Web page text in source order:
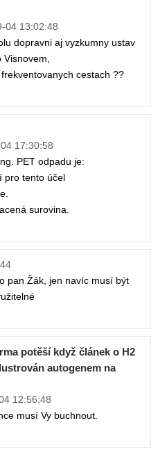
04 13:02:48
dopravni aj vyzkumny ustav
cestach ??
17:30:58
PET odpadu je:
pro tento účel
surovina.
pan Žák, jen navíc musí být
potěší když článek o H2
autogenem na
12:56:48
musí Vy buchnout.